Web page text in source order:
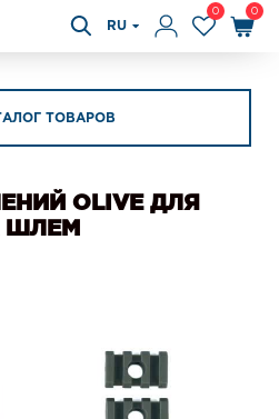
RU
0 0
ТОВАРОВ
OLIVE ДЛЯ
ШЛЕМ